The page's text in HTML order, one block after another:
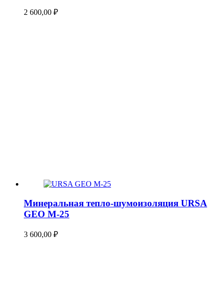
2 600,00 ₽
Минеральная тепло-шумоизоляция URSA
GEO М-25
3 600,00 ₽